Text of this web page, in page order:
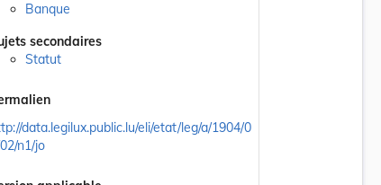
Banque
secondaires
Statut
data.legilux.public.lu/eli/etat/leg/a/1904/0
n1/jo